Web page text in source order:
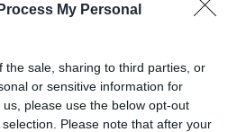
My Personal
the sale, sharing to third parties, or
or sensitive information for
please use the below opt-out
Please note that after your